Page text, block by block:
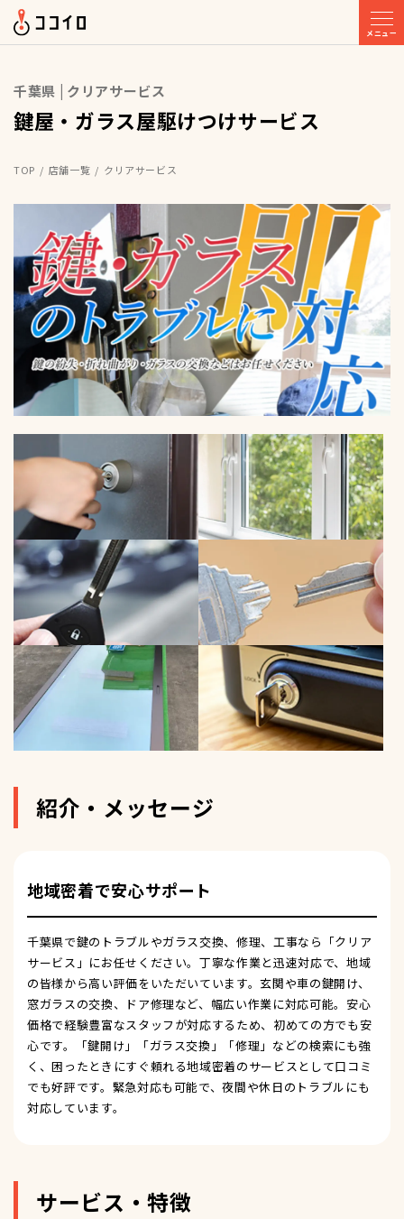
メニュー
千葉県 | クリアサービス
鍵屋・ガラス屋駆けつけサービス
TOP 店舗一覧 クリアサービス
紹介・メッセージ
地域密着で安心サポート
千葉県で鍵のトラブルやガラス交換、修理、工事なら「クリア
サービス」にお任せください。丁寧な作業と迅速対応で、地域
の皆様から高い評価をいただいています。玄関や車の鍵開け、
窓ガラスの交換、ドア修理など、幅広い作業に対応可能。安心
価格で経験豊富なスタッフが対応するため、初めての方でも安
心です。「鍵開け」「ガラス交換」「修理」などの検索にも強
く、困ったときにすぐ頼れる地域密着のサービスとして口コミ
でも好評です。緊急対応も可能で、夜間や休日のトラブルにも
対応しています。
サービス・特徴